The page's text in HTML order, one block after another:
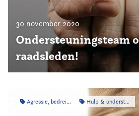
30 november 2020
Ondersteuningsteam
raadsleden!
Agressie, bedreiging & intimidatie Hulp & ondersteuning